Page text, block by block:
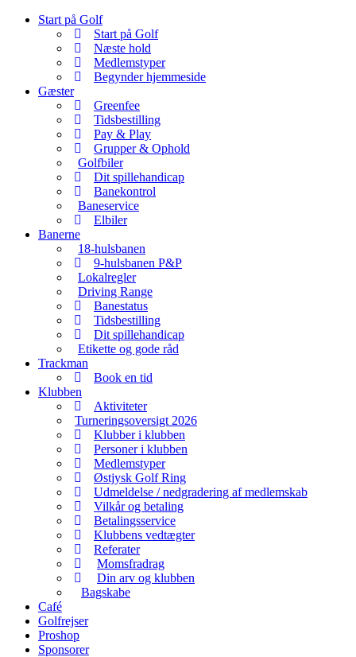
Start på Golf
Start på Golf
Næste hold
Medlemstyper
Begynder hjemmeside
Gæster
Greenfee
Tidsbestilling
Pay & Play
Grupper & Ophold
Golfbiler
Dit spillehandicap
Banekontrol
Baneservice
Elbiler
Banerne
18-hulsbanen
9-hulsbanen P&P
Lokalregler
Driving Range
Banestatus
Tidsbestilling
Dit spillehandicap
Etikette og gode råd
Trackman
Book en tid
Klubben
Aktiviteter
Turneringsoversigt 2026
Klubber i klubben
Personer i klubben
Medlemstyper
Østjysk Golf Ring
Udmeldelse / nedgradering af medlemskab
Vilkår og betaling
Betalingsservice
Klubbens vedtægter
Referater
Momsfradrag
Din arv og klubben
Bagskabe
Café
Golfrejser
Proshop
Sponsorer